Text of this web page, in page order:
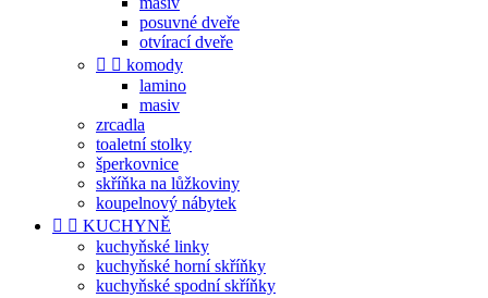
posuvné dveře
otvírací dveře
  komody
lamino
masiv
zrcadla
toaletní stolky
šperkovnice
skříňka na lůžkoviny
koupelnový nábytek
  KUCHYNĚ
kuchyňské linky
kuchyňské horní skříňky
kuchyňské spodní skříňky